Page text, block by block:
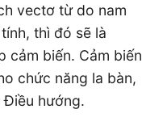
vectơ từ do nam
thì đó sẽ là
cảm biến. Cảm biến
chức năng la bàn,
hướng.